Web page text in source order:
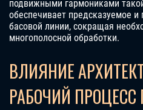
подвижными гармониками
обеспечивает предсказуемое
басовой линии, сокращая
многополосной обработки.
ВЛИЯНИЕ
РАБОЧИЙ